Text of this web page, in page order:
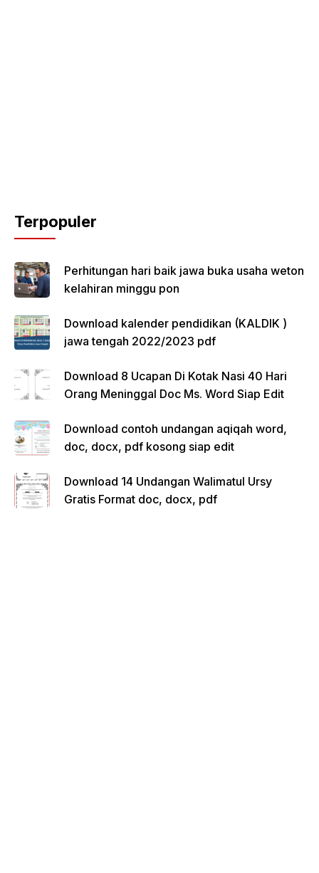
Terpopuler
Perhitungan hari baik jawa buka usaha weton
kelahiran minggu pon
Download kalender pendidikan (KALDIK )
jawa tengah 2022/2023 pdf
Download 8 Ucapan Di Kotak Nasi 40 Hari
Orang Meninggal Doc Ms. Word Siap Edit
Download contoh undangan aqiqah word,
doc, docx, pdf kosong siap edit
Download 14 Undangan Walimatul Ursy
Gratis Format doc, docx, pdf